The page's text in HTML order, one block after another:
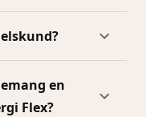
en
Flex?